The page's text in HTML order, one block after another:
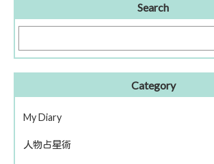
Search
Category
My Diary
ピアノ再開
人物占星術